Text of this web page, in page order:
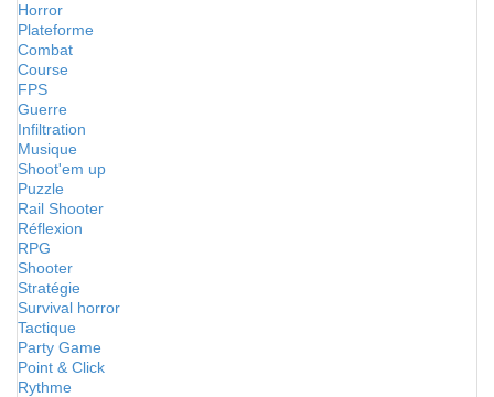
Horror
Plateforme
Combat
Course
FPS
Guerre
Infiltration
Musique
Shoot'em up
Puzzle
Rail Shooter
Réflexion
RPG
Shooter
Stratégie
Survival horror
Tactique
Party Game
Point & Click
Rythme